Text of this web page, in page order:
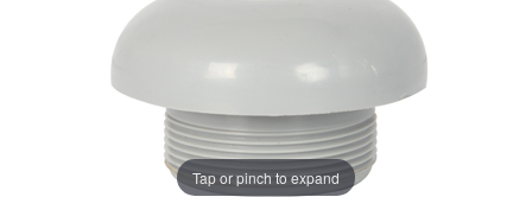
Tap or pinch to expand